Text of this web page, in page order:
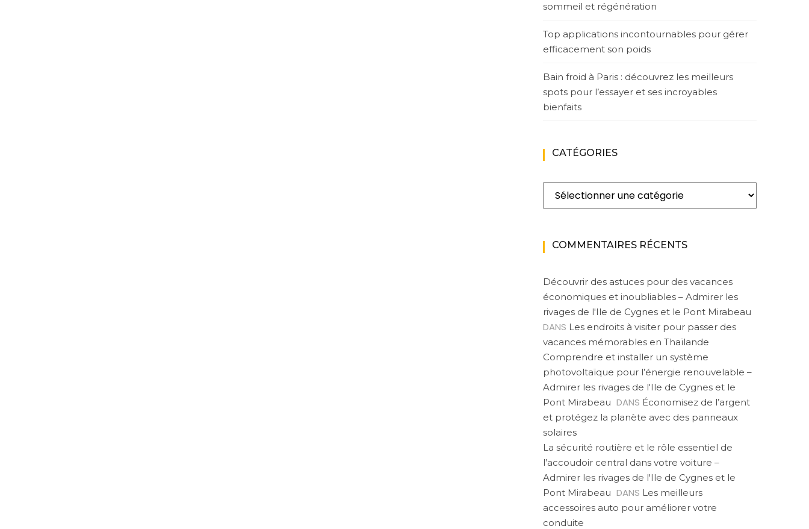
sommeil et régénération
Top applications incontournables pour gérer
efficacement son poids
Bain froid à Paris : découvrez les meilleurs
spots pour l’essayer et ses incroyables
bienfaits
CATÉGORIES
Catégories
COMMENTAIRES RÉCENTS
Découvrir des astuces pour des vacances
économiques et inoubliables – Admirer les
rivages de l'Ile de Cygnes et le Pont Mirabeau
DANS Les endroits à visiter pour passer des
vacances mémorables en Thaïlande
Comprendre et installer un système
photovoltaïque pour l’énergie renouvelable –
Admirer les rivages de l'Ile de Cygnes et le
Pont Mirabeau DANS Économisez de l’argent
et protégez la planète avec des panneaux
solaires
La sécurité routière et le rôle essentiel de
l’accoudoir central dans votre voiture –
Admirer les rivages de l'Ile de Cygnes et le
Pont Mirabeau DANS Les meilleurs
accessoires auto pour améliorer votre
conduite